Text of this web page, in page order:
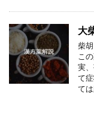
大
柴
こ
実
て
て